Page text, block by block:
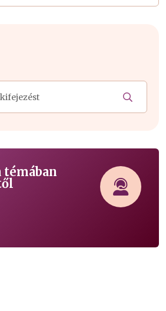
témában